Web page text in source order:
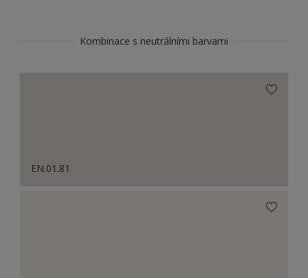
Kombinace s neutrálními barvami
EN.01.81